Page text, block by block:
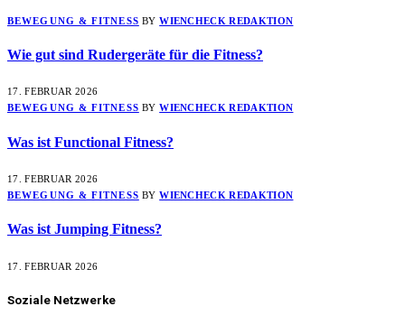
BEWEGUNG & FITNESS BY WIENCHECK REDAKTION
Wie gut sind Rudergeräte für die Fitness?
17. FEBRUAR 2026
BEWEGUNG & FITNESS BY WIENCHECK REDAKTION
Was ist Functional Fitness?
17. FEBRUAR 2026
BEWEGUNG & FITNESS BY WIENCHECK REDAKTION
Was ist Jumping Fitness?
17. FEBRUAR 2026
Soziale Netzwerke